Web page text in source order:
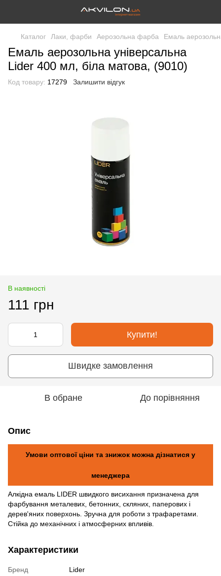
Каталог Лаки, фарби Аерозольна фарба Емаль
Емаль аерозольна універсальна
Lider 400 мл, біла матова, (9010)
Код товару: 17279 Залишити відгук
В наявності
111 грн
Купити!
Швидке замовлення
В обране До порівняння
Опис
Умови оптової ціни та знижок можна дізнатися у
менеджера
Алкідна емаль LIDER швидкого висихання призначена для
фарбування металевих, бетонних, скляних, паперових і
дерев'яних поверхонь. Зручна для роботи з трафаретами.
Стійка до механічних і атмосферних впливів.
Характеристики
Бренд
Lider